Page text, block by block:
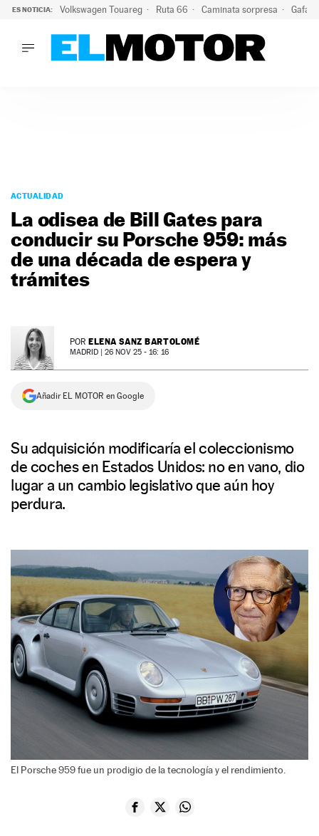
ES NOTICIA: Volkswagen Touareg Ruta 66 Caminata sorpresa Gafas
PODCAST
MOTOS
TECNOLOGÍA
SUPERCOCHES
MOTORTV
NEWSLETTER
ACTUALIDAD
La odisea de Bill Gates para
conducir su Porsche 959: más
de una década de espera y
trámites
POR ELENA SANZ BARTOLOMÉ
MADRID | 26 NOV 25 - 16: 16
Añadir EL MOTOR en Google
Su adquisición modificaría el coleccionismo
de coches en Estados Unidos: no en vano, dio
lugar a un cambio legislativo que aún hoy
perdura.
El Porsche 959 fue un prodigio de la tecnología y el rendimiento.